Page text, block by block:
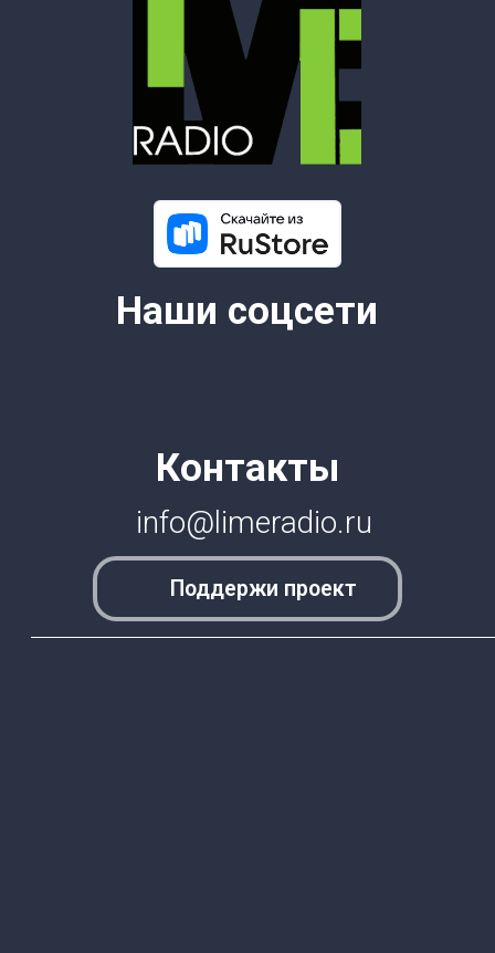
© 2026 Все права защищены.
Информационные услуги оказывает физическое лицо
зарегистрированное в качестве налогоплательщика НПД
Камочкин Павел Александрович ИНН 591114273004
Информация для правообладателей